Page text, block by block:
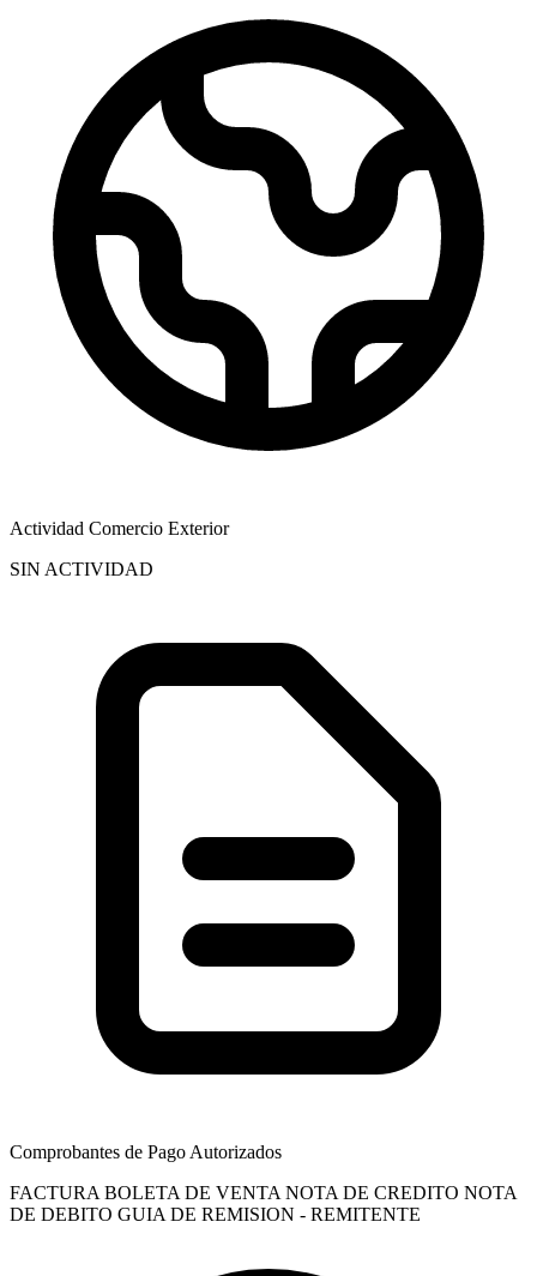
Actividad Comercio Exterior
SIN ACTIVIDAD
Comprobantes de Pago Autorizados
FACTURA BOLETA DE VENTA NOTA DE CREDITO NOTA
DE DEBITO GUIA DE REMISION - REMITENTE